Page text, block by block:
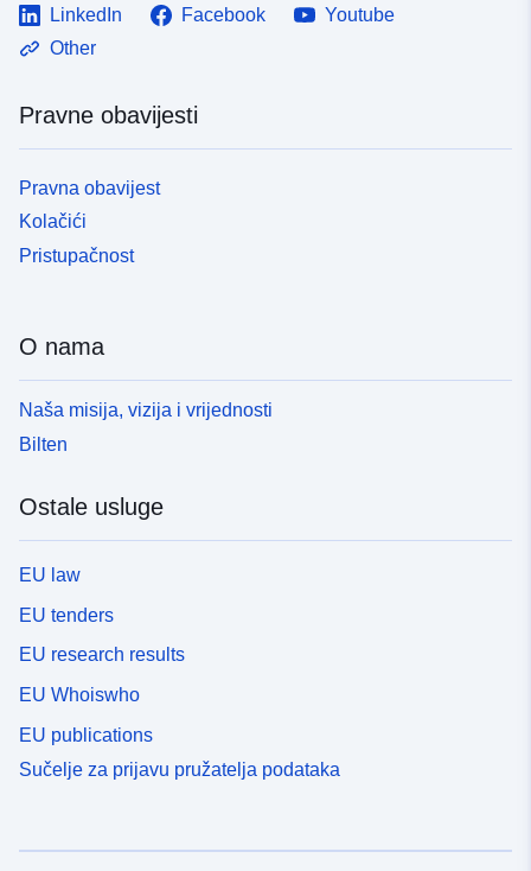
LinkedIn Facebook
Youtube
Other
Pravne obavijesti
Pravna obavijest
Kolačići
Pristupačnost
O nama
Naša misija, vizija i vrijednosti
Bilten
Ostale usluge
EU law
EU tenders
EU research results
EU Whoiswho
EU publications
Sučelje za prijavu pružatelja podataka